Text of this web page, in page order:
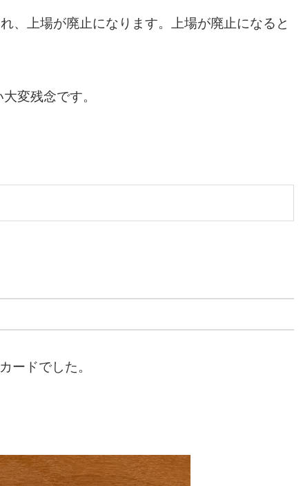
、上場が廃止になります。上場が廃止になると
変残念です。
ードでした。